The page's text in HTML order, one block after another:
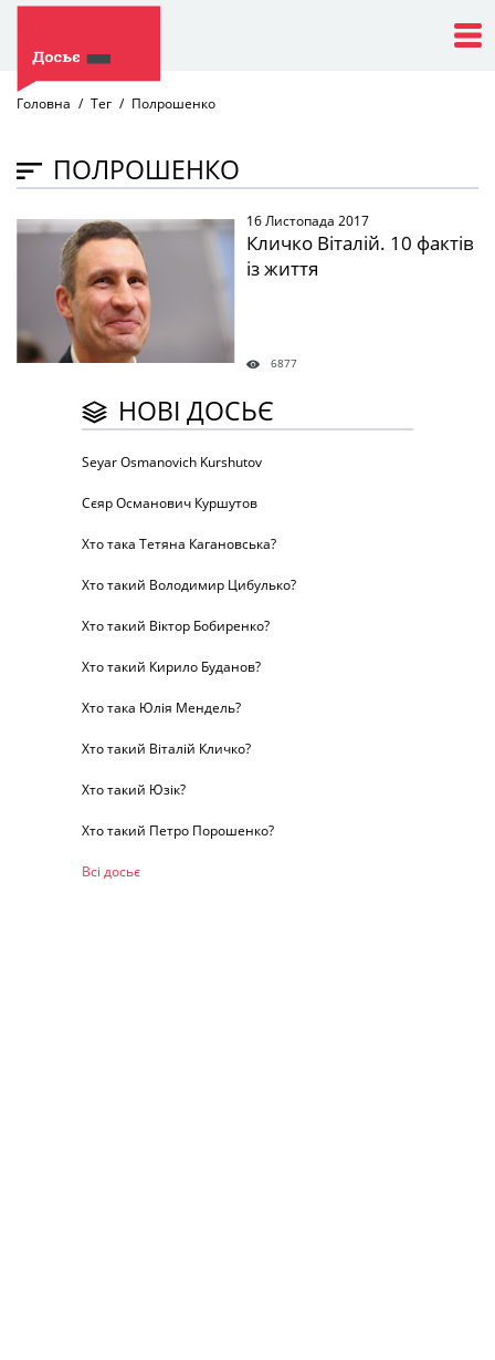
Головна Тег Полрошенко
ПОЛРОШЕНКО
" /> 16 Листопада 2017
Кличко Віталій. 10 фактів
із життя
6877
НОВІ ДОСЬЄ
Seyar Osmanovich Kurshutov
Сєяр Османович Куршутов
Хто така Тетяна Кагановська?
Хто такий Володимир Цибулько?
Хто такий Віктор Бобиренко?
Хто такий Кирило Буданов?
Хто така Юлія Мендель?
Хто такий Віталій Кличко?
Хто такий Юзік?
Хто такий Петро Порошенко?
Всі досьє